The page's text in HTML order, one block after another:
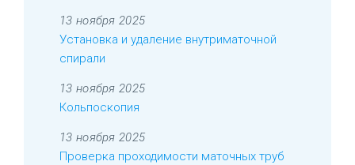
13 ноября 2025
Установка и удаление внутриматочной
спирали
13 ноября 2025
Кольпоскопия
13 ноября 2025
Проверка проходимости маточных труб